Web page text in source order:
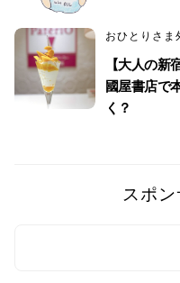
おひとりさま
【大人の新
國屋書店で
く？
スポン